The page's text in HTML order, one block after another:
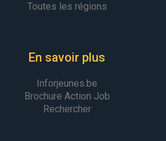
Toutes les régions
En savoir plus
Inforjeunes.be
Brochure Action Job
Rechercher